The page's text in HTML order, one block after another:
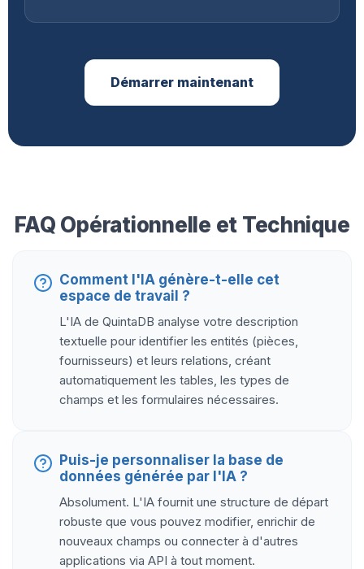
Démarrer maintenant
FAQ Opérationnelle et Technique
Comment l'IA génère-t-elle cet
espace de travail ?
L'IA de QuintaDB analyse votre description
textuelle pour identifier les entités (pièces,
fournisseurs) et leurs relations, créant
automatiquement les tables, les types de
champs et les formulaires nécessaires.
Puis-je personnaliser la base de
données générée par l'IA ?
Absolument. L'IA fournit une structure de départ
robuste que vous pouvez modifier, enrichir de
nouveaux champs ou connecter à d'autres
applications via API à tout moment.